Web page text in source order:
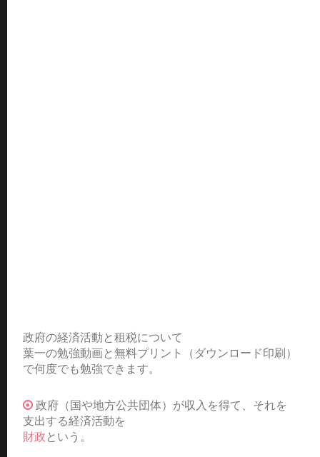
政府の経済活動と租税について
葉一の勉強動画と無料プリント（ダウンロード印刷）
で何度でも勉強できます。
政府（国や地方公共団体）が収入を得て、それを
支出する経済活動を
財政 という。